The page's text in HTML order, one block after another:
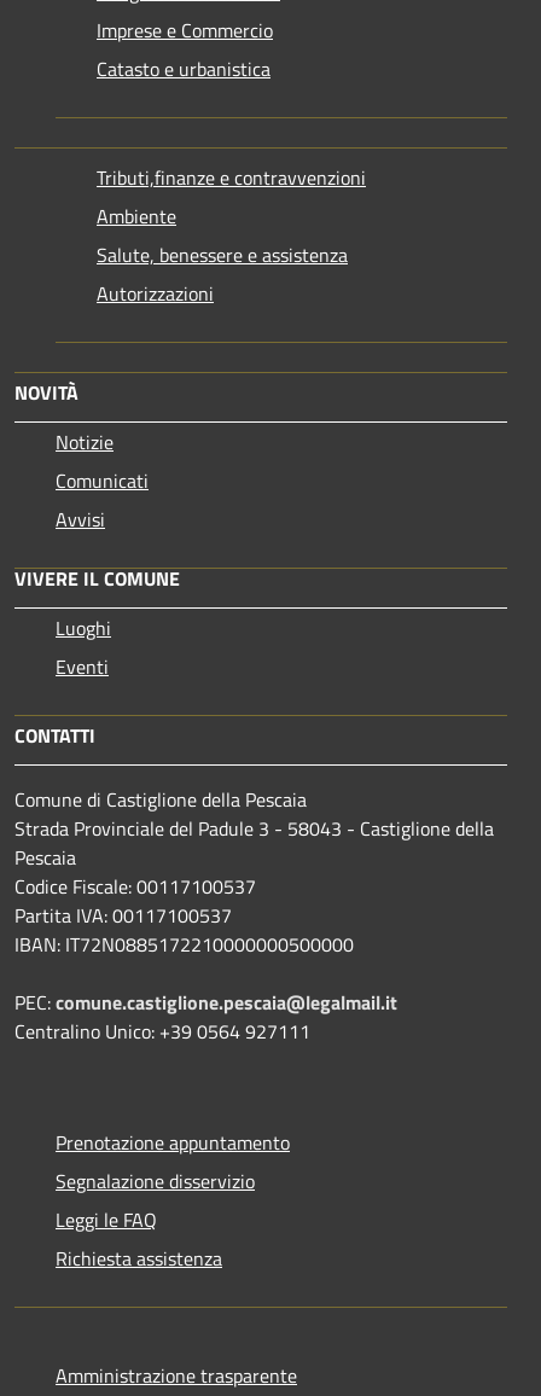
Imprese e Commercio
Catasto e urbanistica
Tributi,finanze e contravvenzioni
Ambiente
Salute, benessere e assistenza
Autorizzazioni
NOVITÀ
Notizie
Comunicati
Avvisi
VIVERE IL COMUNE
Luoghi
Eventi
CONTATTI
Comune di Castiglione della Pescaia
Strada Provinciale del Padule 3 - 58043 - Castiglione della
Pescaia
Codice Fiscale: 00117100537
Partita IVA: 00117100537
IBAN: IT72N0885172210000000500000
PEC:comune.castiglione.pescaia@legalmail.it
Centralino Unico: +39 0564 927111
Prenotazione appuntamento
Segnalazione disservizio
Leggi le FAQ
Richiesta assistenza
Amministrazione trasparente